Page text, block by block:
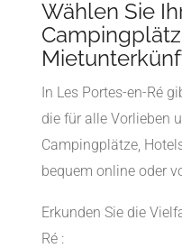
Wählen Sie
In Les Portes-en-Ré
die für alle Vorlieben
Campingplätze,
bequem online oder
Erkunden Sie die
Ré :